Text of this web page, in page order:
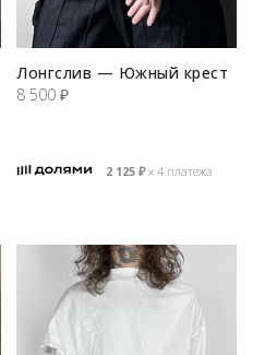
Лонгслив — Южный крест
8 500 ₽
2 125 ₽х 4 платежа